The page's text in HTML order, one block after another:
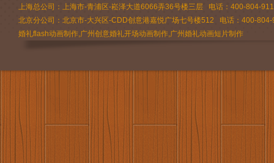
上海总公司：上海市-青浦区-崧泽大道6066弄36号楼三层 电话：400-804-
北京分公司：北京市-大兴区-CDD创意港嘉悦广场七号楼512 电话：400-
婚礼flash动画制作,广州创意婚礼开场动画制作,广州婚礼动画短片制作